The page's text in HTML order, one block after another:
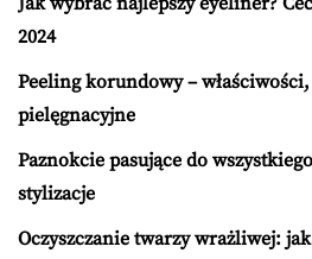
2024
Peeling korundowy –
pielęgnacyjne
Paznokcie pasujące do
stylizacje
Oczyszczanie twarzy wrażliwej: